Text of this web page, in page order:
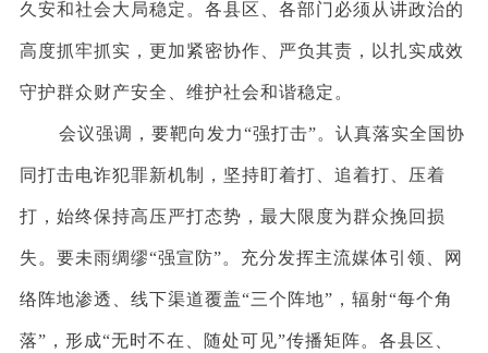
久安和社会大局稳定。各县区、各部门必须从讲政治的
高度抓牢抓实，更加紧密协作、严负其责，以扎实成效
守护群众财产安全、维护社会和谐稳定。
会议强调，要靶向发力“强打击”。认真落实全国协
同打击电诈犯罪新机制，坚持盯着打、追着打、压着
打，始终保持高压严打态势，最大限度为群众挽回损
失。要未雨绸缪“强宣防”。充分发挥主流媒体引领、网
络阵地渗透、线下渠道覆盖“三个阵地”，辐射“每个角
落”，形成“无时不在、随处可见”传播矩阵。各县区、